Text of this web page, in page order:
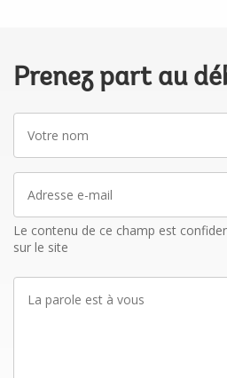
Prenez part au
nom
mail
Le contenu de ce champ est
sur le site
parole